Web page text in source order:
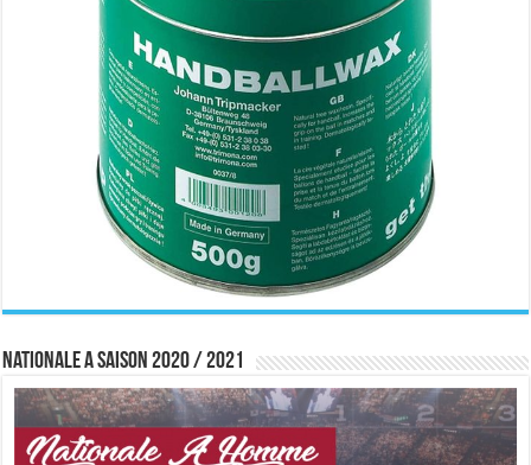
Nationale A saison 2020 / 2021